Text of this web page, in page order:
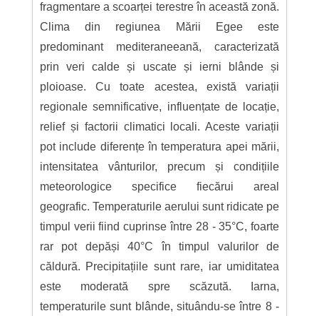
fragmentare a scoarței terestre în această zonă.
Clima din regiunea Mării Egee este
predominant mediteraneeană, caracterizată
prin veri calde și uscate și ierni blânde și
ploioase. Cu toate acestea, există variații
regionale semnificative, influențate de locație,
relief și factorii climatici locali. Aceste variații
pot include diferențe în temperatura apei mării,
intensitatea vânturilor, precum și condițiile
meteorologice specifice fiecărui areal
geografic. Temperaturile aerului sunt ridicate pe
timpul verii fiind cuprinse între 28 - 35°C, foarte
rar pot depăși 40°C în timpul valurilor de
căldură. Precipitațiile sunt rare, iar umiditatea
este moderată spre scăzută. Iarna,
temperaturile sunt blânde, situându-se între 8 -